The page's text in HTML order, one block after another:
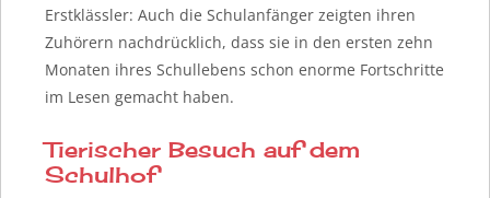
Erstklässler: Auch die Schulanfänger zeigten ihren
Zuhörern nachdrücklich, dass sie in den ersten zehn
Monaten ihres Schullebens schon enorme Fortschritte
im Lesen gemacht haben.
Tierischer Besuch auf dem
Schulhof